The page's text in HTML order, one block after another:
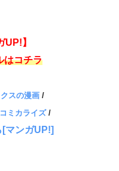
UP!】
はコチラ
スの漫画 /
ミカライズ/
マンガUP!]